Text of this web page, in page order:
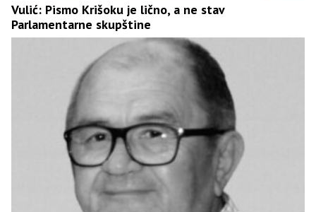
Vulić: Pismo Krišoku je lično, a ne stav
Parlamentarne skupštine